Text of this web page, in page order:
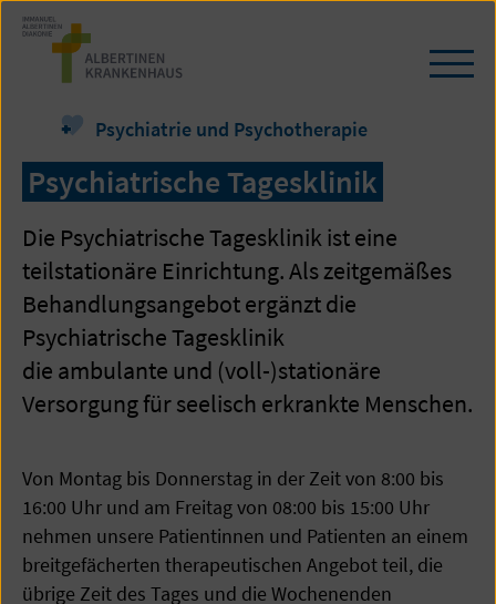
Zum
Seiteninhalt
springen
Psychiatrie und Psychotherapie
Psychiatrische Tagesklinik
Die Psychiatrische Tagesklinik ist eine
teilstationäre Einrichtung. Als zeitgemäßes
Behandlungsangebot ergänzt die
Psychiatrische Tagesklinik
die ambulante und (voll-)stationäre
Versorgung für seelisch erkrankte Menschen.
Von Montag bis Donnerstag in der Zeit von 8:00 bis
16:00 Uhr und am Freitag von 08:00 bis 15:00 Uhr
nehmen unsere Patientinnen und Patienten an einem
breitgefächerten therapeutischen Angebot teil, die
übrige Zeit des Tages und die Wochenenden